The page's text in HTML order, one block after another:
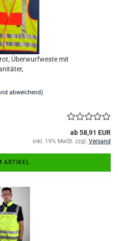
Überwurfweste mit
abweichend)
ab 58,91 EUR
inkl. 19% MwSt. zzgl. Versand
ARTIKEL